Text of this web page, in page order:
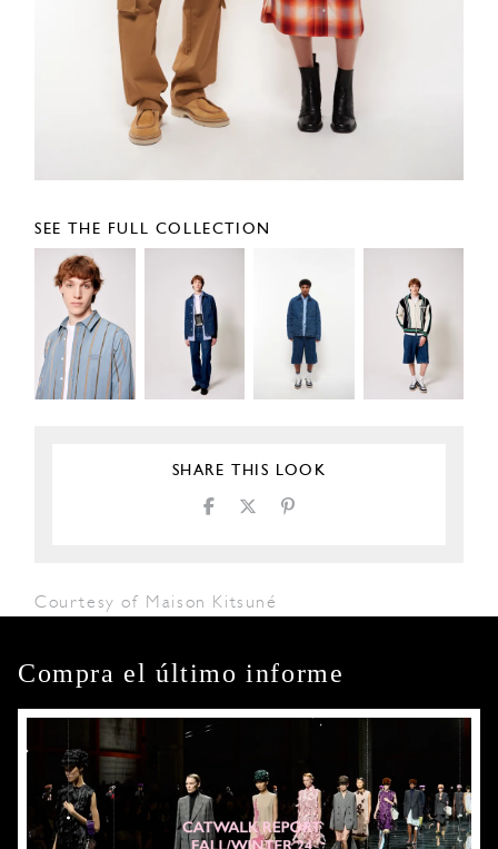
SEE THE FULL COLLECTION
SHARE THIS LOOK
Courtesy of Maison Kitsuné
Compra el último informe